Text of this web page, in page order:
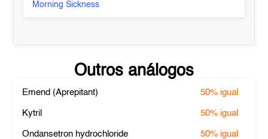
Morning Sickness
Outros análogos
Emend (Aprepitant) 50% igual
Kytril 50% igual
Ondansetron hydrochloride 50% igual